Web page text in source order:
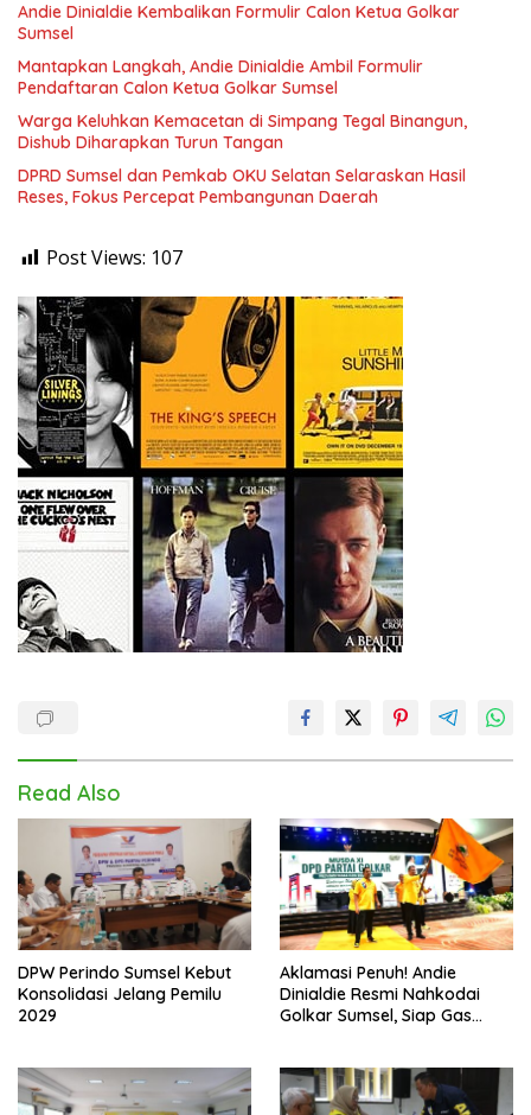
Andie Dinialdie Kembalikan Formulir Calon Ketua Golkar
Sumsel
Mantapkan Langkah, Andie Dinialdie Ambil Formulir
Pendaftaran Calon Ketua Golkar Sumsel
Warga Keluhkan Kemacetan di Simpang Tegal Binangun,
Dishub Diharapkan Turun Tangan
DPRD Sumsel dan Pemkab OKU Selatan Selaraskan Hasil
Reses, Fokus Percepat Pembangunan Daerah
Post Views: 107
Read Also
DPW Perindo Sumsel Kebut
Konsolidasi Jelang Pemilu
2029
Aklamasi Penuh! Andie
Dinialdie Resmi Nahkodai
Golkar Sumsel, Siap Gas